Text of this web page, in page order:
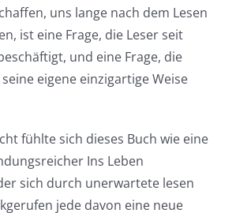
uns lange nach dem Lesen
ist eine Frage, die Leser seit
und eine Frage, die
eigene einzigartige Weise
fühlte sich dieses Buch wie eine
Ins Leben
sich durch unerwartete lesen
jede davon eine neue